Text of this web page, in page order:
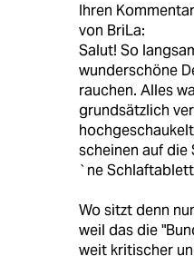
Ihren
von BriLa:
Salut! So
wunderschöne
rauchen. Alles
grundsätzlich
scheinen auf die
`ne
Wo sitzt denn
weil das die
weit kritischer